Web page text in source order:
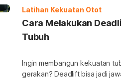
Latihan Kekuatan Otot
Cara Melakukan
Tubuh
Ingin membangun kekuatan
gerakan? Deadlift bisa jadi